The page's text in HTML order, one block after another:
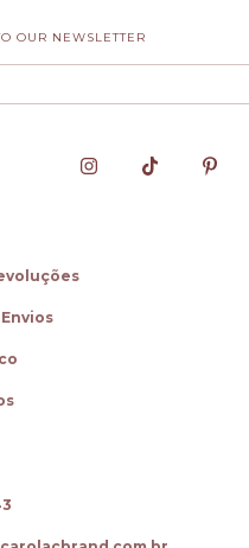
OUR NEWSLETTER